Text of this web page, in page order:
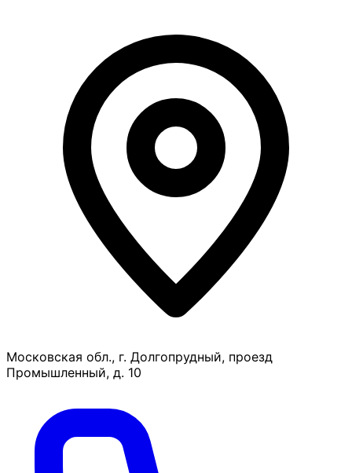
Московская обл., г. Долгопрудный, проезд
Промышленный, д. 10